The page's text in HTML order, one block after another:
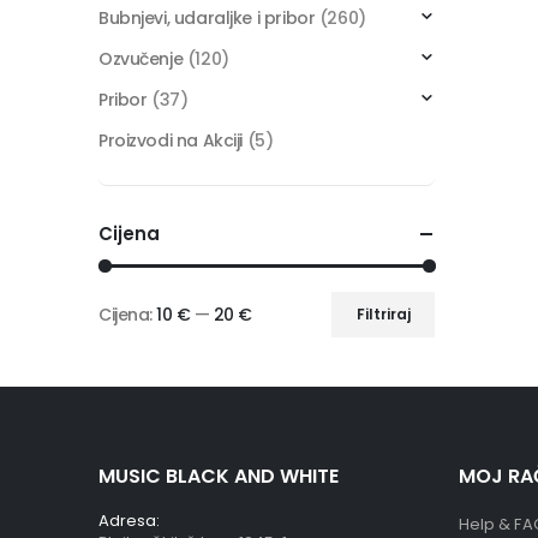
Bubnjevi, udaraljke i pribor (260)
Ozvučenje (120)
Pribor (37)
Proizvodi na Akciji (5)
Cijena
Filtriraj
Cijena:10 €— 20 €
MUSIC BLACK AND WHITE
Adresa:
MOJ
Help &